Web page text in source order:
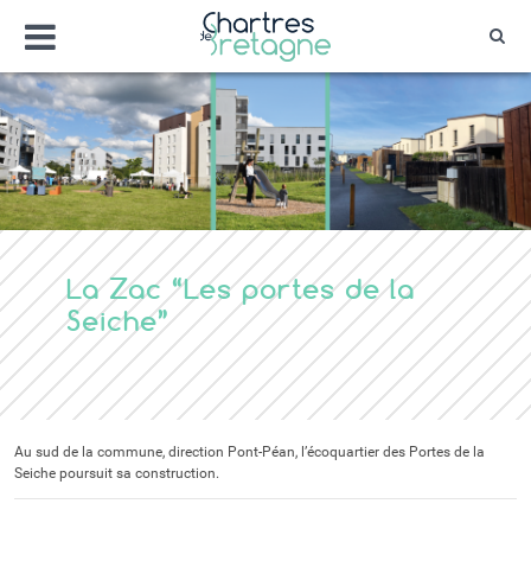
contenu
Menu
Bienvenue sur le site de la ville de
Ville Zéro phyto / 4 fleurs
La Zac “Les portes de la
Seiche”
Au sud de la commune, direction Pont-Péan, l’écoquartier des Portes de la
Seiche poursuit sa construction.